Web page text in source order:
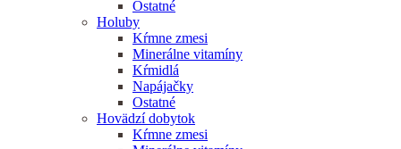
Ostatné
Holuby
Kŕmne zmesi
Minerálne vitamíny
Kŕmidlá
Napájačky
Ostatné
Hovädzí dobytok
Kŕmne zmesi